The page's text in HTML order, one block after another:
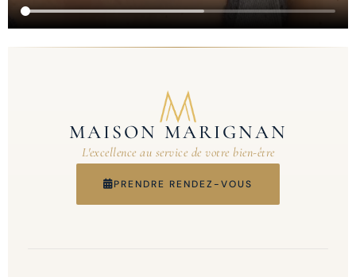
MAISON MARIGNAN
L'excellence au service de votre bien-être
PRENDRE RENDEZ-VOUS